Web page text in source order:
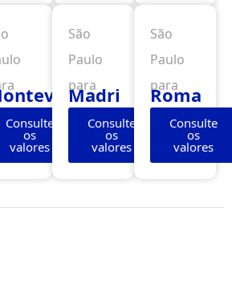
Consulte
os
valores
São
Paulo
para
Madri
Consulte
os
valores
São
Paulo
para
Roma
Consulte
os
valores